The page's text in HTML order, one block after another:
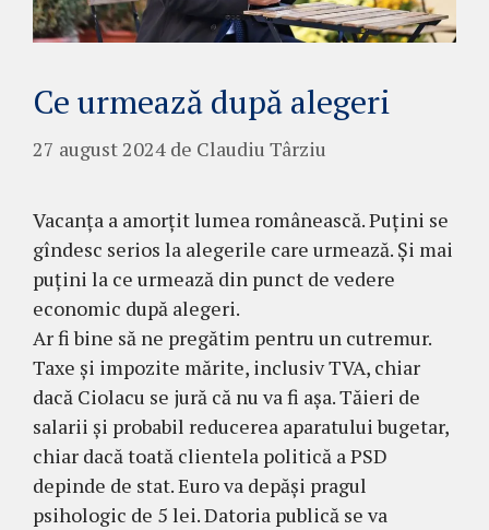
Ce urmează după alegeri
27 august 2024 de Claudiu Târziu
Vacanța a amorțit lumea românească. Puțini se
gîndesc serios la alegerile care urmează. Și mai
puțini la ce urmează din punct de vedere
economic după alegeri.
Ar fi bine să ne pregătim pentru un cutremur.
Taxe și impozite mărite, inclusiv TVA, chiar
dacă Ciolacu se jură că nu va fi așa. Tăieri de
salarii și probabil reducerea aparatului bugetar,
chiar dacă toată clientela politică a PSD
depinde de stat. Euro va depăși pragul
psihologic de 5 lei. Datoria publică se va